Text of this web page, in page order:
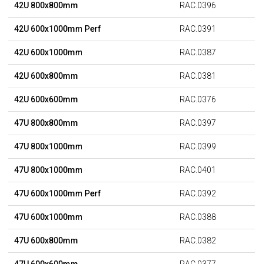
42U 800x800mm RAC.0396
42U 600x1000mm Perf RAC.0391
42U 600x1000mm RAC.0387
42U 600x800mm RAC.0381
42U 600x600mm RAC.0376
47U 800x800mm RAC.0397
47U 800x1000mm RAC.0399
47U 800x1000mm RAC.0401
47U 600x1000mm Perf RAC.0392
47U 600x1000mm RAC.0388
47U 600x800mm RAC.0382